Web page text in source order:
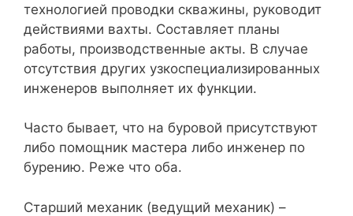
технологией проводки скважины, руководит
действиями вахты. Составляет планы
работы, производственные акты. В случае
отсутствия других узкоспециализированных
инженеров выполняет их функции.
Часто бывает, что на буровой присутствуют
либо помощник мастера либо инженер по
бурению. Реже что оба.
Старший механик (ведущий механик) –